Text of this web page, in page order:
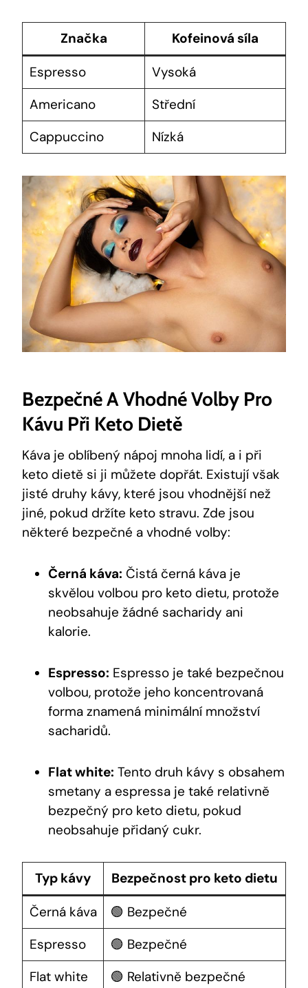
Značka
Kofeinová síla
Espresso
Vysoká
Americano
Střední
Cappuccino
Nízká
Bezpečné A Vhodné Volby Pro
Kávu Při Keto Dietě
Káva je oblíbený nápoj mnoha lidí, a i při
keto dietě si ji můžete dopřát. Existují však
jisté druhy kávy, které jsou vhodnější než
jiné, pokud držíte keto stravu. Zde jsou
některé bezpečné a vhodné volby:
Černá káva: Čistá černá káva je
skvělou volbou pro keto dietu, protože
neobsahuje žádné sacharidy ani
kalorie.
Espresso: Espresso je také bezpečnou
volbou, protože jeho koncentrovaná
forma znamená minimální množství
sacharidů.
Flat white: Tento druh kávy s obsahem
smetany a espressa je také relativně
bezpečný pro keto dietu, pokud
neobsahuje přidaný cukr.
Typ kávy
Bezpečnost pro keto dietu
Černá káva
🟢 Bezpečné
Espresso
🟢 Bezpečné
Flat white
🟢 Relativně bezpečné